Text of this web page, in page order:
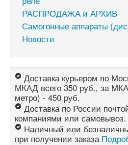
РАСПРОДАЖА и АРХИВ
Самогонные аппараты
Новости
Доставка курьером по
МКАД всего 350 руб., за
метро) - 450 руб.
Доставка по России
компаниями или самовывоз.
Наличный или
при получении заказа